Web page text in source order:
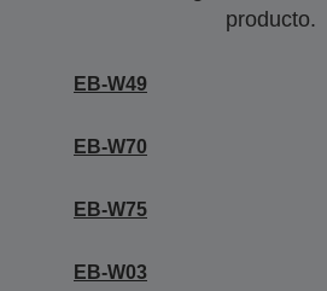
producto.
EB-W49
EB-W70
EB-W75
EB-W03